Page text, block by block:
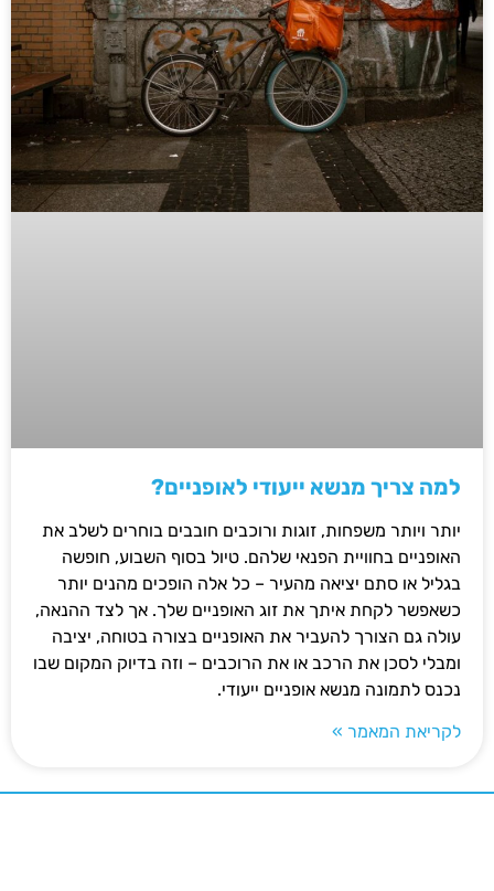
למה צריך מנשא ייעודי לאופניים?
יותר ויותר משפחות, זוגות ורוכבים חובבים בוחרים לשלב את
האופניים בחוויית הפנאי שלהם. טיול בסוף השבוע, חופשה
בגליל או סתם יציאה מהעיר – כל אלה הופכים מהנים יותר
כשאפשר לקחת איתך את זוג האופניים שלך. אך לצד ההנאה,
עולה גם הצורך להעביר את האופניים בצורה בטוחה, יציבה
ומבלי לסכן את הרכב או את הרוכבים – וזה בדיוק המקום שבו
נכנס לתמונה מנשא אופניים ייעודי.
לקריאת המאמר »